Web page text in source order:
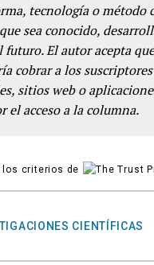
tecnología o método
sea conocido,
El autor acepta
cobrar a los
sitios web o
el acceso a la columna.
los criterios de
CIENTÍFICAS